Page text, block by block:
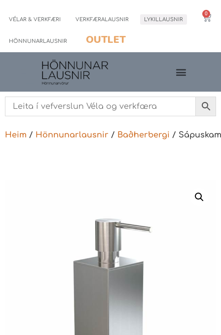
VÉLAR & VERKFÆRI VERKFÆRALAUSNIR LYKILLAUSNIR
HÖNNUNARLAUSNIR OUTLET
0
Heim / Hönnunarlausnir / Baðherbergi /